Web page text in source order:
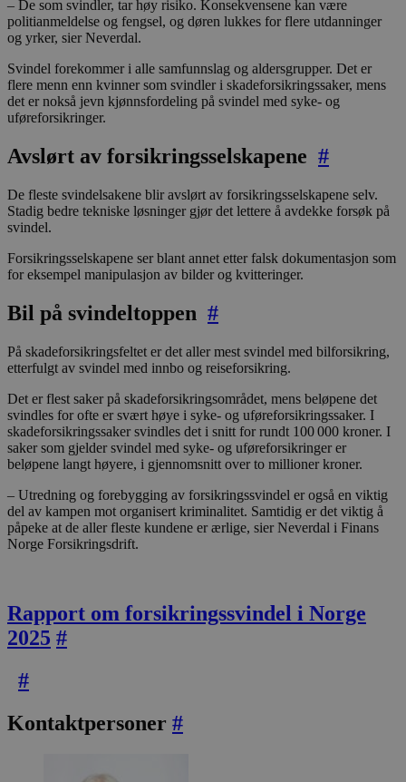
– De som svindler, tar høy risiko. Konsekvensene kan være
politianmeldelse og fengsel, og døren lukkes for flere utdanninger
og yrker, sier Neverdal.
Svindel forekommer i alle samfunnslag og aldersgrupper. Det er
flere menn enn kvinner som svindler i skadeforsikringssaker, mens
det er nokså jevn kjønnsfordeling på svindel med syke- og
uføreforsikringer.
Avslørt av forsikringsselskapene #
De fleste svindelsakene blir avslørt av forsikringsselskapene selv.
Stadig bedre tekniske løsninger gjør det lettere å avdekke forsøk på
svindel.
Forsikringsselskapene ser blant annet etter falsk dokumentasjon som
for eksempel manipulasjon av bilder og kvitteringer.
Bil på svindeltoppen #
På skadeforsikringsfeltet er det aller mest svindel med bilforsikring,
etterfulgt av svindel med innbo og reiseforsikring.
Det er flest saker på skadeforsikringsområdet, mens beløpene det
svindles for ofte er svært høye i syke- og uføreforsikringssaker. I
skadeforsikringssaker svindles det i snitt for rundt 100 000 kroner. I
saker som gjelder svindel med syke- og uføreforsikringer er
beløpene langt høyere, i gjennomsnitt over to millioner kroner.
– Utredning og forebygging av forsikringssvindel er også en viktig
del av kampen mot organisert kriminalitet. Samtidig er det viktig å
påpeke at de aller fleste kundene er ærlige, sier Neverdal i Finans
Norge Forsikringsdrift.
Rapport om forsikringssvindel i Norge
2025 #
#
Kontaktpersoner #